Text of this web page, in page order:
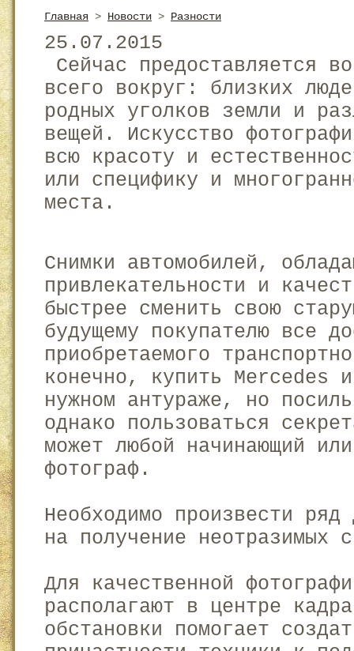
Главная > Новости > Разности
25.07.2015
Сейчас предоставляется
всего вокруг: близких
родных уголков земли и
вещей. Искусство
всю красоту и
или специфику и
места.
Снимки автомобилей,
привлекательности и
быстрее сменить свою
будущему покупателю все
приобретаемого
конечно, купить Mercedes
нужном антураже, но
однако пользоваться
может любой начинающий
фотограф.
Необходимо произвести
на получение неотразимых
Для качественной
располагают в центре
обстановки помогает